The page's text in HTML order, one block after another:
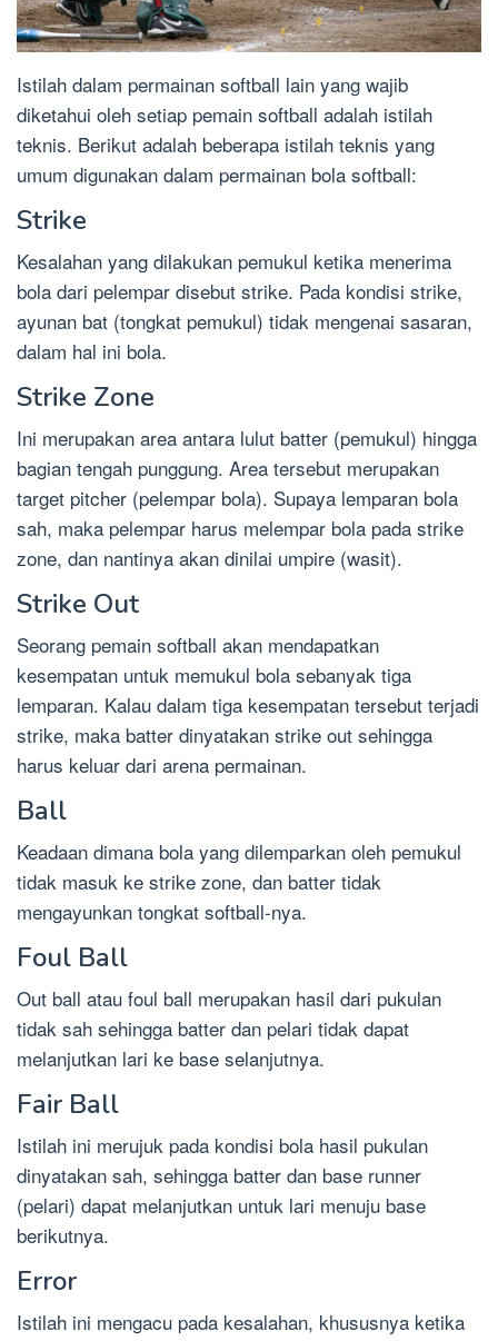
Istilah dalam permainan softball lain yang wajib
diketahui oleh setiap pemain softball adalah istilah
teknis. Berikut adalah beberapa istilah teknis yang
umum digunakan dalam permainan bola softball:
Strike
Kesalahan yang dilakukan pemukul ketika menerima
bola dari pelempar disebut strike. Pada kondisi strike,
ayunan bat (tongkat pemukul) tidak mengenai sasaran,
dalam hal ini bola.
Strike Zone
Ini merupakan area antara lulut batter (pemukul) hingga
bagian tengah punggung. Area tersebut merupakan
target pitcher (pelempar bola). Supaya lemparan bola
sah, maka pelempar harus melempar bola pada strike
zone, dan nantinya akan dinilai umpire (wasit).
Strike Out
Seorang pemain softball akan mendapatkan
kesempatan untuk memukul bola sebanyak tiga
lemparan. Kalau dalam tiga kesempatan tersebut terjadi
strike, maka batter dinyatakan strike out sehingga
harus keluar dari arena permainan.
Ball
Keadaan dimana bola yang dilemparkan oleh pemukul
tidak masuk ke strike zone, dan batter tidak
mengayunkan tongkat softball-nya.
Foul Ball
Out ball atau foul ball merupakan hasil dari pukulan
tidak sah sehingga batter dan pelari tidak dapat
melanjutkan lari ke base selanjutnya.
Fair Ball
Istilah ini merujuk pada kondisi bola hasil pukulan
dinyatakan sah, sehingga batter dan base runner
(pelari) dapat melanjutkan untuk lari menuju base
berikutnya.
Error
Istilah ini mengacu pada kesalahan, khususnya ketika